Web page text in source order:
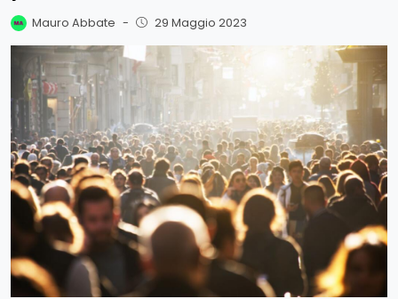
Mauro Abbate - 29 Maggio 2023